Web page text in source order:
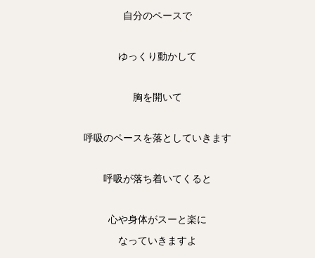
自分のペースで
ゆっくり動かして
胸を開いて
呼吸のペースを落としていきます
呼吸が落ち着いてくると
心や身体がスーと楽に
なっていきますよ